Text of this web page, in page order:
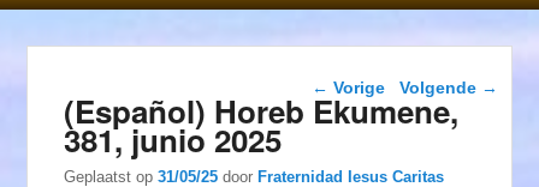
Berichtnavigatie
← Vorige Volgende →
(Español) Horeb Ekumene,
381, junio 2025
Geplaatst op31/05/25 doorFraternidad Iesus Caritas